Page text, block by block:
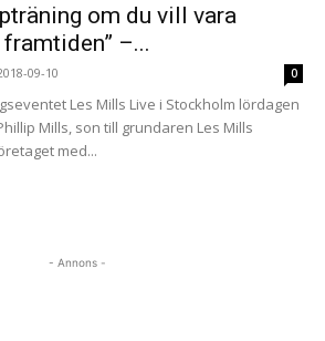
om du vill vara
–...
09-10 0
Les Mills Live i Stockholm lördagen
Mills, son till grundaren Les Mills
med...
- Annons -